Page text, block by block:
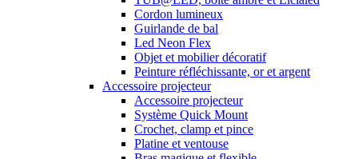
Cordon lumineux
Guirlande de bal
Led Neon Flex
Objet et mobilier décoratif
Peinture réfléchissante, or et argent
Accessoire projecteur
Accessoire projecteur
Système Quick Mount
Crochet, clamp et pince
Platine et ventouse